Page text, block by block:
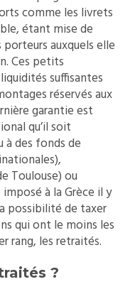
comme les livrets
étant mise de
auxquels elle
Ces petits
suffisantes
réservés aux
garantie est
qu’il soit
des fonds de
Toulouse) ou
à la Grèce il y
possibilité de taxer
qui ont le moins les
rang, les retraités.
?